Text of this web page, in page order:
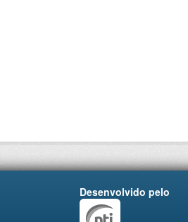
Desenvolvido pelo